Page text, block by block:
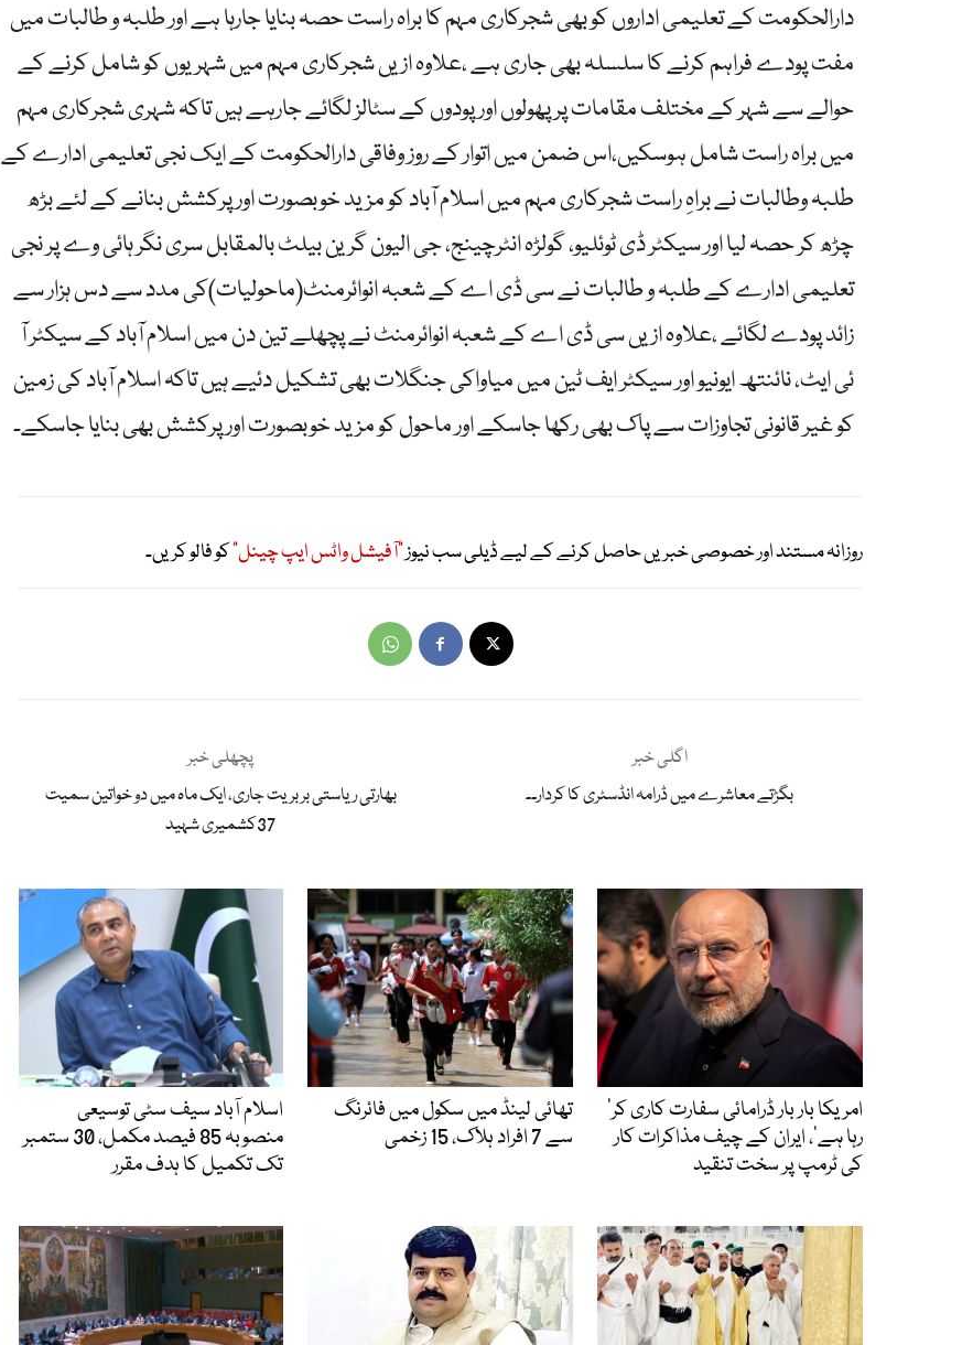
دارالحکومت کے تعلیمی اداروں کو بھی شجرکاری مہم کا براہ راست حصہ بنایا جارہا ہے اور طلبہ و طالبات میں
مفت پودے فراہم کرنے کا سلسلہ بھی جاری ہے ،علاوہ ازیں شجرکاری مہم میں شہریوں کو شامل کرنے کے
حوالے سے شہر کے مختلف مقامات پر پھولوں اور پودوں کے سٹالز لگائے جارہے ہیں تاکہ شہری شجرکاری مہم
میں براہ راست شامل ہوسکیں،اس ضمن میں اتوار کے روز وفاقی دارالحکومت کے ایک نجی تعلیمی ادارے کے
طلبہ وطالبات نے براہِ راست شجرکاری مہم میں اسلام آباد کو مزید خوبصورت اور پرکشش بنانے کے لئے بڑھ
چڑھ کر حصہ لیا اور سیکٹر ڈی ٹوئلیو، گولڑہ انٹرچینج، جی الیون گرین بیلٹ بالمقابل سری نگر ہائی وے پر نجی
تعلیمی ادارے کے طلبہ و طالبات نے سی ڈی اے کے شعبہ انوائرمنٹ(ماحولیات)کی مدد سے دس ہزار سے
زائد پودے لگائے ،علاوہ ازیں سی ڈی اے کے شعبہ انوائرمنٹ نے پچھلے تین دن میں اسلام آباد کے سیکٹر آ
ئی ایٹ، نائنتھ ایونیو اور سیکٹر ایف ٹین میں میاواکی جنگلات بھی تشکیل دئیے ہیں تاکہ اسلام آباد کی زمین
کو غیر قانونی تجاوزات سے پاک بھی رکھا جاسکے اور ماحول کو مزید خوبصورت اور پرکشش بھی بنایا جاسکے۔
روزانہ مستند اور خصوصی خبریں حاصل کرنے کے لیے ڈیلی سب نیوز"آفیشل واٹس ایپ چینل"کو فالو کریں۔
پچھلی خبر
بھارتی ریاستی بربریت جاری، ایک ماہ میں دو خواتین سمیت
37کشمیری شہید
اگلی خبر
بگڑتے معاشرے میں ڈرامہ انڈسٹری کا کردار۔۔
اسلام آباد سیف سٹی توسیعی
منصوبہ 85 فیصد مکمل، 30 ستمبر
تک تکمیل کا ہدف مقرر
تھائی لینڈ میں سکول میں فائرنگ
سے 7 افراد ہلاک، 15 زخمی
’امریکا بار بار ڈرامائی سفارت کاری کر
رہا ہے‘، ایران کے چیف مذاکرات کار
کی ٹرمپ پر سخت تنقید